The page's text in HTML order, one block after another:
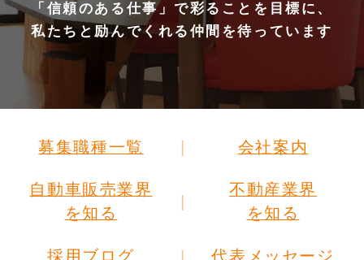
「信頼のある仕事」で彩ることを目標に、
私たちと励んでくれる仲間を待っています
募集職種一覧
自動車販売業界
を知る
不動産業界
を知る
代表メッセージ
採用ブログ
会社案内